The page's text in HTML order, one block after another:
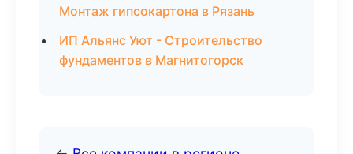
Монтаж гипсокартона в Рязань
ИП Альянс Уют - Строительство
фундаментов в Магнитогорск